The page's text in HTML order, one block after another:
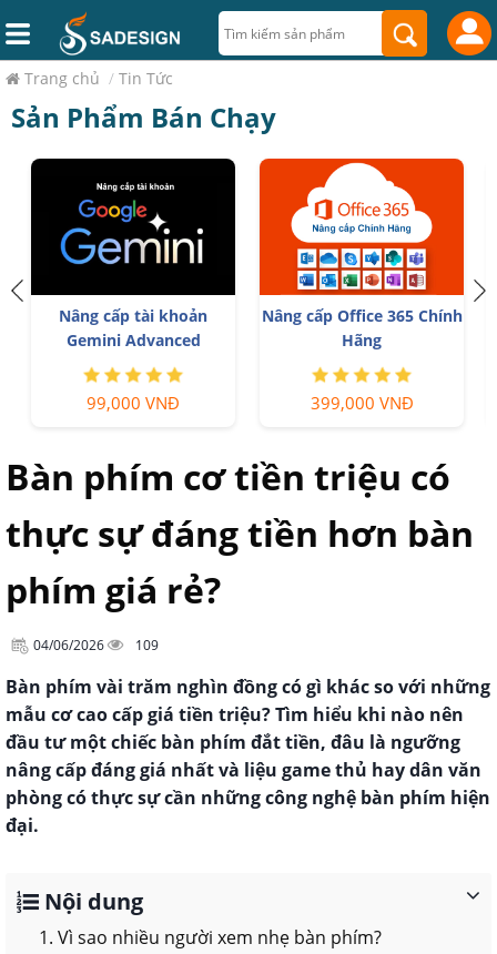
Trang chủ / Tin Tức
Sản Phẩm Bán Chạy
Nâng cấp tài khoản
Gemini Advanced
99,000 VNĐ
Nâng cấp Office 365 Chính
Hãng
399,000 VNĐ
Bàn phím cơ tiền triệu có
thực sự đáng tiền hơn bàn
phím giá rẻ?
04/06/2026 109
Bàn phím vài trăm nghìn đồng có gì khác so với những
mẫu cơ cao cấp giá tiền triệu? Tìm hiểu khi nào nên
đầu tư một chiếc bàn phím đắt tiền, đâu là ngưỡng
nâng cấp đáng giá nhất và liệu game thủ hay dân văn
phòng có thực sự cần những công nghệ bàn phím hiện
đại.
Nội dung
1. Vì sao nhiều người xem nhẹ bàn phím?